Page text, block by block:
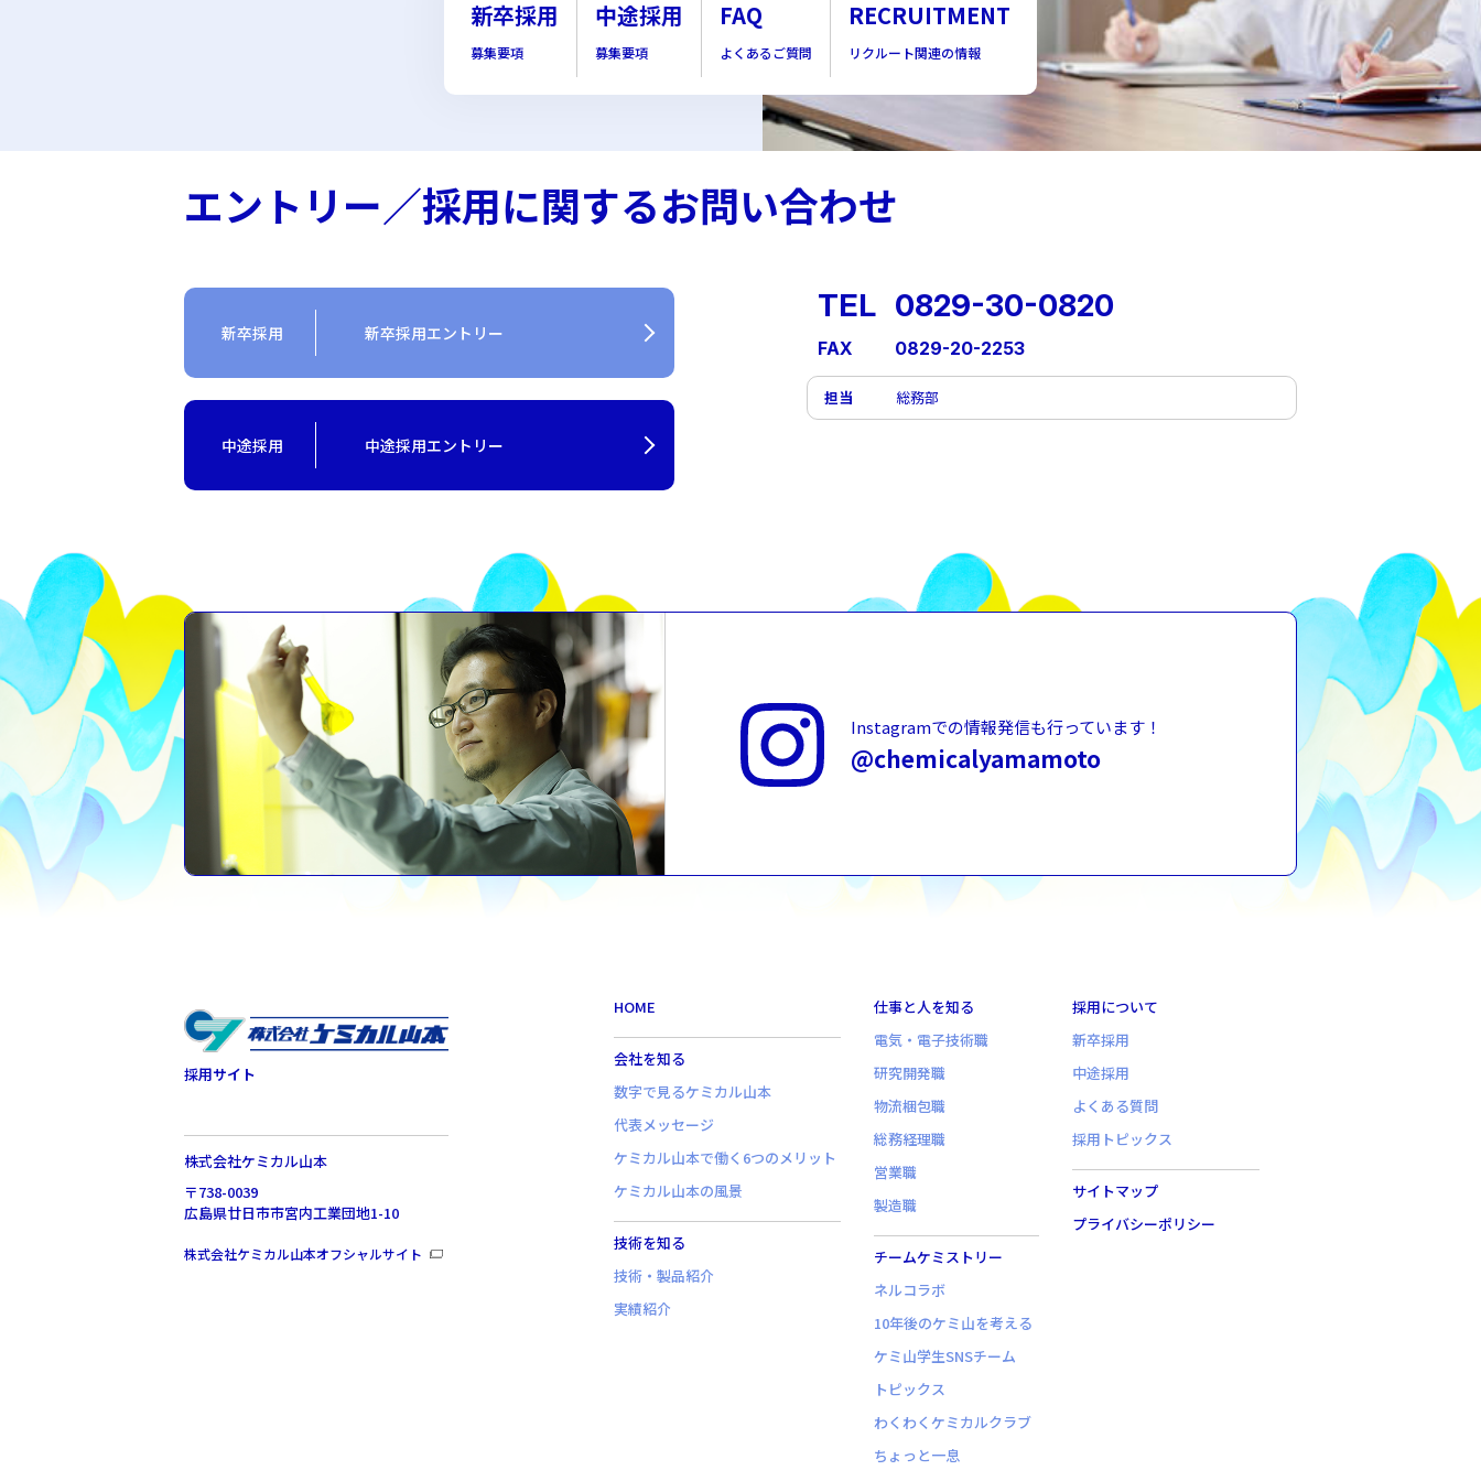
新卒採用
募集要項
中途採用
募集要項
FAQ
よくあるご質問
RECRUITMENT
リクルート関連の情報
エントリー／採用に関するお問い合わせ
新卒採用 新卒採用エントリー
中途採用 中途採用エントリー
TEL 0829-30-0820
FAX 0829-20-2253
担当 総務部
Instagramでの情報発信も行っています！
@chemicalyamamoto
採用サイト
株式会社ケミカル山本
〒738-0039
広島県廿日市市宮内工業団地1-10
株式会社ケミカル山本オフシャルサイト
HOME
会社を知る
数字で見るケミカル山本
代表メッセージ
ケミカル山本で働く6つのメリット
ケミカル山本の風景
技術を知る
技術・製品紹介
実績紹介
仕事と人を知る
電気・電子技術職
研究開発職
物流梱包職
総務経理職
営業職
製造職
チームケミストリー
ネルコラボ
10年後のケミ山を考える
ケミ山学生SNSチーム
トピックス
わくわくケミカルクラブ
ちょっと一息
採用について
新卒採用
中途採用
よくある質問
採用トピックス
サイトマップ
プライバシーポリシー